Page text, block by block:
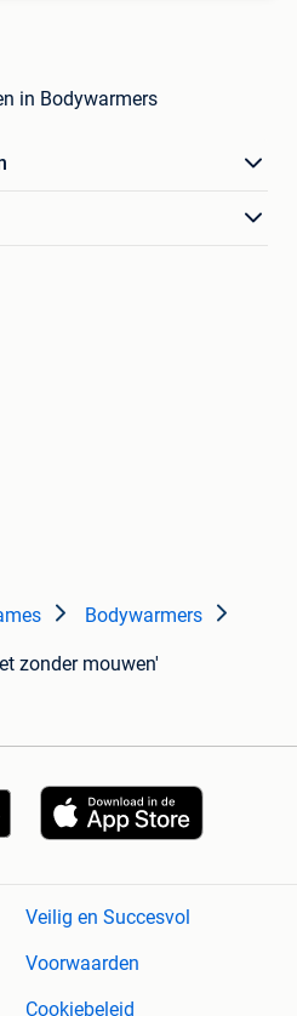
in Bodywarmers
Bodywarmers
zonder mouwen'
Veilig en Succesvol
Voorwaarden
Cookiebeleid